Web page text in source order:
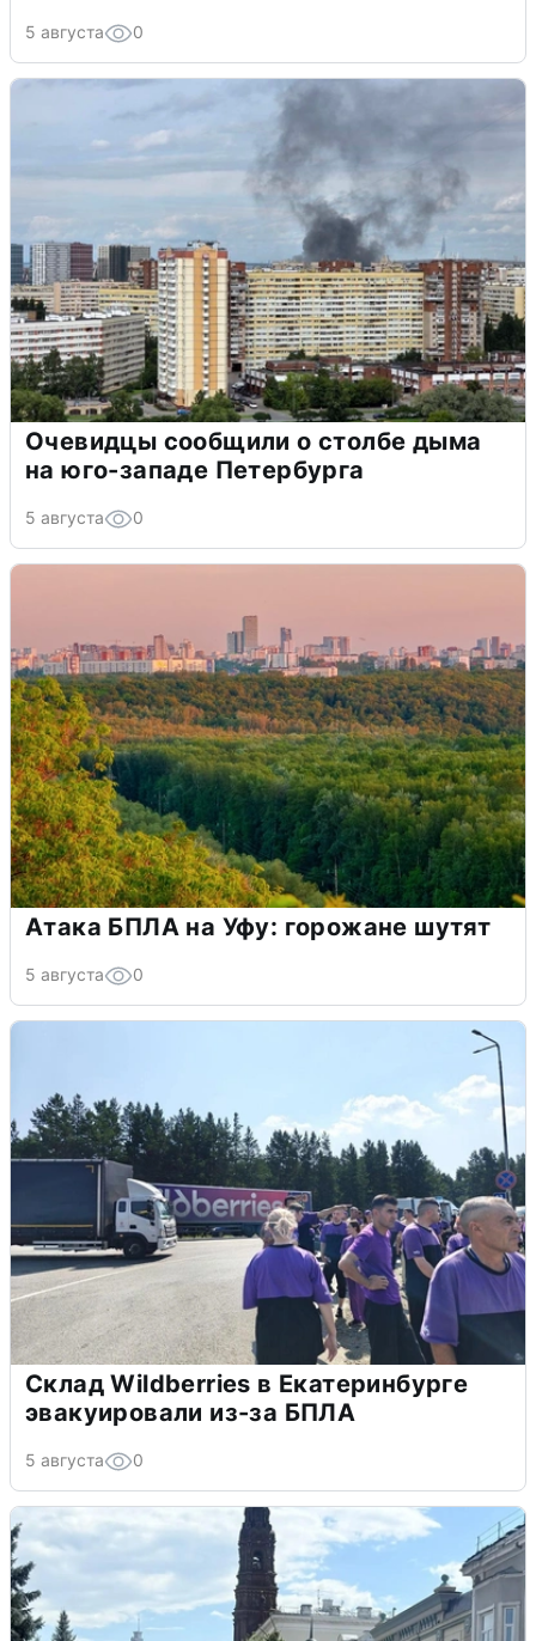
5 августа 0
Очевидцы сообщили о столбе дыма
на юго-западе Петербурга
5 августа 0
Атака БПЛА на Уфу: горожане шутят
5 августа 0
Склад Wildberries в Екатеринбурге
эвакуировали из-за БПЛА
5 августа 0